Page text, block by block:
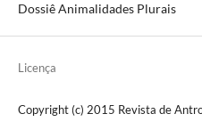
Dossiê Animalidades Plurais
Licença
Copyright (c) 2015 Revista de